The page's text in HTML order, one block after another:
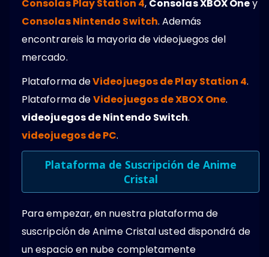
Consolas Play Station 4, Consolas XBOX Oney
Consolas Nintendo Switch. Además
encontrareis la mayoria de videojuegos del
mercado.
Plataforma deVideojuegos de Play Station 4.
Plataforma deVideojuegos de XBOX One.
videojuegos de Nintendo Switch.
videojuegos de PC.
Plataforma de Suscripción de Anime
Cristal
Para empezar, en nuestra plataforma de
suscripción de Anime Cristal usted dispondrá de
un espacio en nube completamente